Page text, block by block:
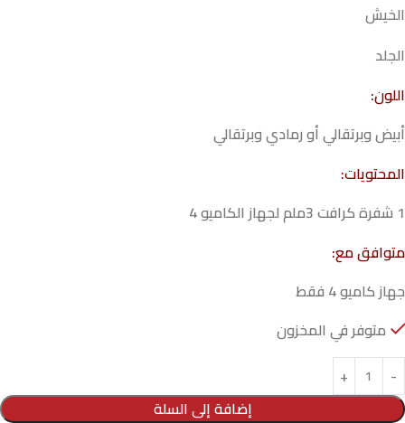
الخيش
الجلد
اللون:
أبيض وبرتقالي أو رمادي وبرتقالي
المحتويات:
1 شفرة كرافت 3ملم لجهاز الكاميو 4
متوافق مع:
جهاز كاميو 4 فقط
متوفر في المخزون
إضافة إلى السلة